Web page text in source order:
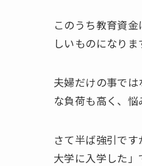
このうち教育資
しいものになりま
夫婦だけの事で
な負荷も高く、悩
さて半ば強引で
大学に入学した」